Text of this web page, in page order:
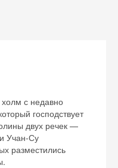
с недавно
господствует
двух речек —
Учан-Су
разместились